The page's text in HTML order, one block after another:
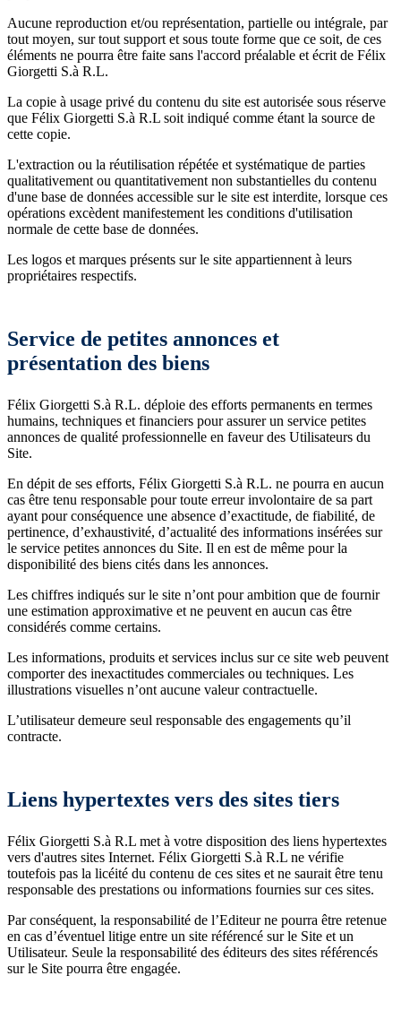
Aucune reproduction et/ou représentation, partielle ou intégrale, par
tout moyen, sur tout support et sous toute forme que ce soit, de ces
éléments ne pourra être faite sans l'accord préalable et écrit de Félix
Giorgetti S.à R.L.
La copie à usage privé du contenu du site est autorisée sous réserve
que Félix Giorgetti S.à R.L soit indiqué comme étant la source de
cette copie.
L'extraction ou la réutilisation répétée et systématique de parties
qualitativement ou quantitativement non substantielles du contenu
d'une base de données accessible sur le site est interdite, lorsque ces
opérations excèdent manifestement les conditions d'utilisation
normale de cette base de données.
Les logos et marques présents sur le site appartiennent à leurs
propriétaires respectifs.
Service de petites annonces et
présentation des biens
Félix Giorgetti S.à R.L. déploie des efforts permanents en termes
humains, techniques et financiers pour assurer un service petites
annonces de qualité professionnelle en faveur des Utilisateurs du
Site.
En dépit de ses efforts, Félix Giorgetti S.à R.L. ne pourra en aucun
cas être tenu responsable pour toute erreur involontaire de sa part
ayant pour conséquence une absence d’exactitude, de fiabilité, de
pertinence, d’exhaustivité, d’actualité des informations insérées sur
le service petites annonces du Site. Il en est de même pour la
disponibilité des biens cités dans les annonces.
Les chiffres indiqués sur le site n’ont pour ambition que de fournir
une estimation approximative et ne peuvent en aucun cas être
considérés comme certains.
Les informations, produits et services inclus sur ce site web peuvent
comporter des inexactitudes commerciales ou techniques. Les
illustrations visuelles n’ont aucune valeur contractuelle.
L’utilisateur demeure seul responsable des engagements qu’il
contracte.
Liens hypertextes vers des sites tiers
Félix Giorgetti S.à R.L met à votre disposition des liens hypertextes
vers d'autres sites Internet. Félix Giorgetti S.à R.L ne vérifie
toutefois pas la licéité du contenu de ces sites et ne saurait être tenu
responsable des prestations ou informations fournies sur ces sites.
Par conséquent, la responsabilité de l’Editeur ne pourra être retenue
en cas d’éventuel litige entre un site référencé sur le Site et un
Utilisateur. Seule la responsabilité des éditeurs des sites référencés
sur le Site pourra être engagée.